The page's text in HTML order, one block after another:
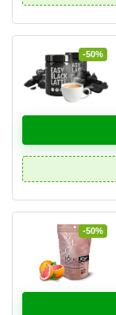
-50%
-50%